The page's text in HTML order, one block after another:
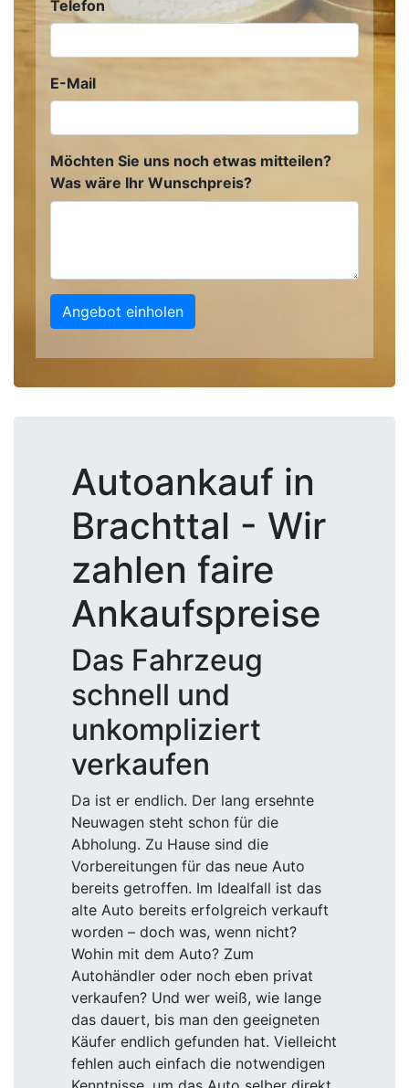
Telefon
E-Mail
Möchten Sie uns noch etwas mitteilen?
Was wäre Ihr Wunschpreis?
Angebot einholen
Autoankauf in
Brachttal - Wir
zahlen faire
Ankaufspreise
Das Fahrzeug
schnell und
unkompliziert
verkaufen
Da ist er endlich. Der lang ersehnte
Neuwagen steht schon für die
Abholung. Zu Hause sind die
Vorbereitungen für das neue Auto
bereits getroffen. Im Idealfall ist das
alte Auto bereits erfolgreich verkauft
worden – doch was, wenn nicht?
Wohin mit dem Auto? Zum
Autohändler oder noch eben privat
verkaufen? Und wer weiß, wie lange
das dauert, bis man den geeigneten
Käufer endlich gefunden hat. Vielleicht
fehlen auch einfach die notwendigen